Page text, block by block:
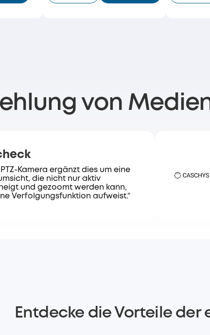
von
Kamera ergänzt dies um eine
die nicht nur aktiv
und gezoomt werden kann,
Verfolgungsfunktion aufweist.“
Entdecke die Vorteile der